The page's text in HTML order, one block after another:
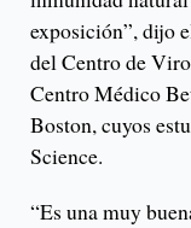
exposición”, dijo
del Centro de
Centro Médico
Boston, cuyos
Science.
“Es una muy